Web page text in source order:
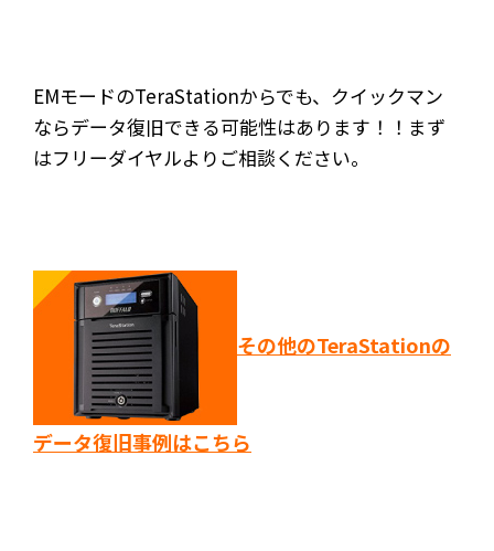
EMモードのTeraStationからでも、クイックマン
ならデータ復旧できる可能性はあります！！まず
はフリーダイヤルよりご相談ください。
その他のTeraStationの
データ復旧事例はこちら